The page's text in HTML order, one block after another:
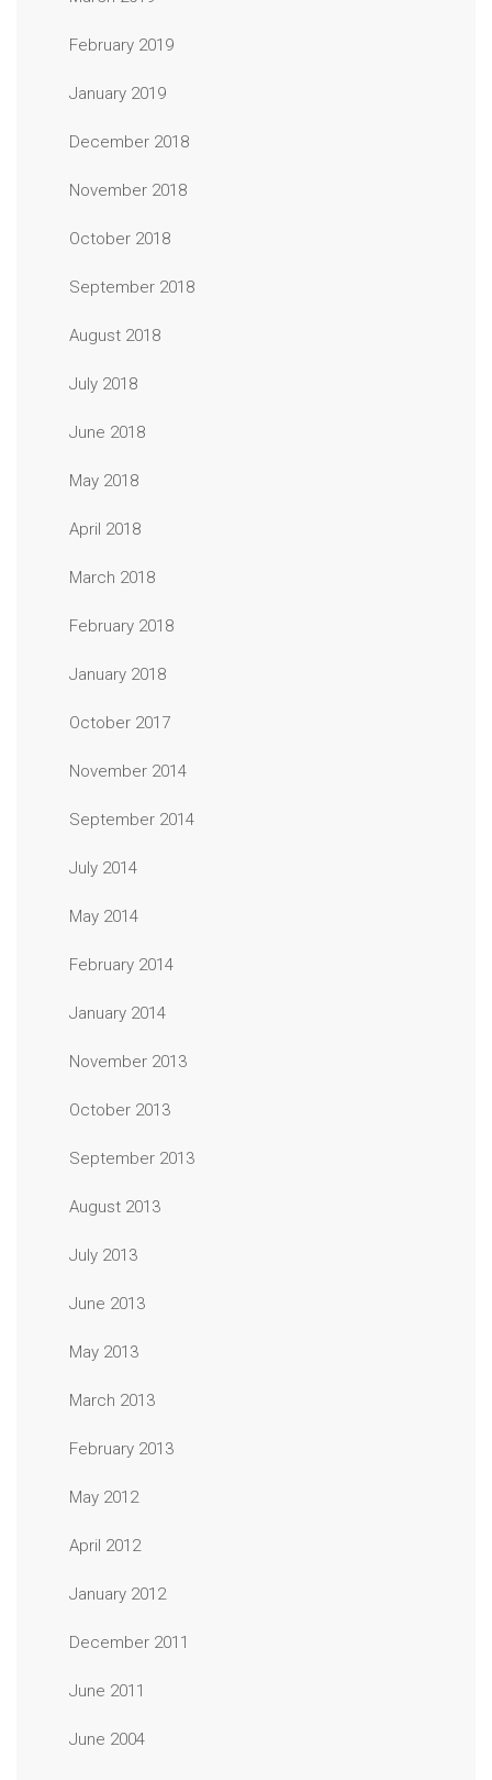
February 2019
January 2019
December 2018
November 2018
October 2018
September 2018
August 2018
July 2018
June 2018
May 2018
April 2018
March 2018
February 2018
January 2018
October 2017
November 2014
September 2014
July 2014
May 2014
February 2014
January 2014
November 2013
October 2013
September 2013
August 2013
July 2013
June 2013
May 2013
March 2013
February 2013
May 2012
April 2012
January 2012
December 2011
June 2011
June 2004